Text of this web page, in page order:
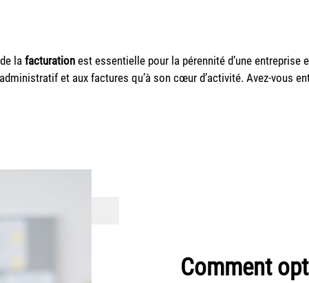
la facturation est essentielle pour la pérennité d’une entreprise
et aux factures qu’à son cœur d’activité. Avez-vous
Comment